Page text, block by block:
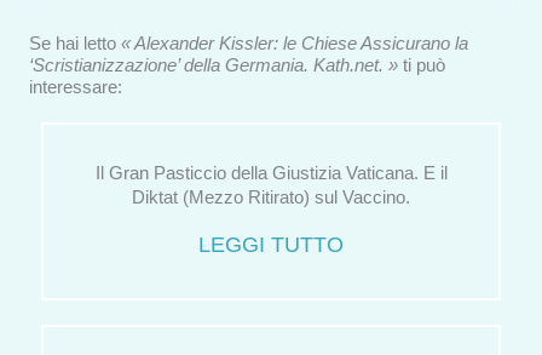
Se hai letto « Alexander Kissler: le Chiese Assicurano la
‘Scristianizzazione’ della Germania. Kath.net. » ti può
interessare:
Il Gran Pasticcio della Giustizia Vaticana. E il
Diktat (Mezzo Ritirato) sul Vaccino.
LEGGI TUTTO